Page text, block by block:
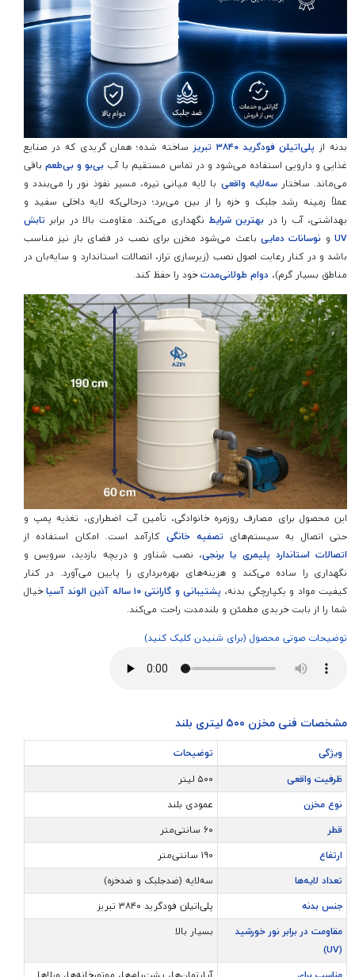
بدنه از پلی‌اتیلن فودگرید ۳۸۴۰ تبریز
ساخته شده؛ همان گریدی که در صنایع
غذایی و دارویی استفاده می‌شود و در تماس مستقیم با آب بی‌بو و بی‌طعم باقی
می‌ماند. ساختار سه‌لایه واقعی با لایه میانی تیره، مسیر نفوذ نور را می‌بندد و
عملاً زمینه رشد جلبک و خزه را از بین می‌برد؛ درحالی‌که لایه داخلی سفید و
بهداشتی، آب را در بهترین شرایط نگهداری می‌کند. مقاومت بالا در برابر تابش
UVو نوسانات دماییباعث می‌شود مخزن برای نصب در فضای باز نیز مناسب
باشد و در کنار رعایت اصول نصب (زیرسازی تراز، اتصالات استاندارد و سایه‌بان در
مناطق بسیار گرم)، دوام طولانی‌مدتخود را حفظ کند.
این محصول برای مصارف روزمره خانوادگی، تأمین آب اضطراری، تغذیه پمپ و
حتی اتصال به سیستم‌های تصفیه خانگی کارآمد است. امکان استفاده از
اتصالات استاندارد پلیمری یا برنجی، نصب شناور و دریچه بازدید، سرویس و
نگهداری را ساده می‌کند و هزینه‌های بهره‌برداری را پایین می‌آورد. در کنار
کیفیت مواد و یکپارچگی بدنه، پشتیبانی و گارانتی ۱۰ ساله آذین الوند آسیا
خیال
شما را از بابت خریدی مطمئن و بلندمدت راحت می‌کند.
توضیحات صوتی محصول (برای شنیدن کلیک کنید)
مشخصات فنی مخزن ۵۰۰ لیتری بلند
ویژگی
توضیحات
ظرفیت واقعی
۵۰۰ لیتر
نوع مخزن
عمودی بلند
قطر
۶۰ سانتی‌متر
ارتفاع
۱۹۰ سانتی‌متر
تعداد لایه‌ها
سه‌لایه (ضدجلبک و ضدخزه)
جنس بدنه
پلی‌اتیلن فودگرید ۳۸۴۰ تبریز
مقاومت در برابر نور خورشید
(UV)
بسیار بالا